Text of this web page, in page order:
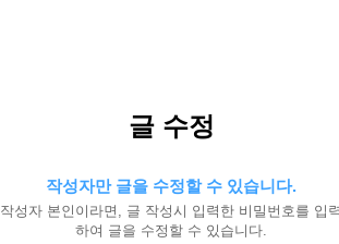
글 수정
작성자만 글을 수정할 수 있습니다.
작성자 본인이라면, 글 작성시 입력한 비밀번호를 입력
하여 글을 수정할 수 있습니다.